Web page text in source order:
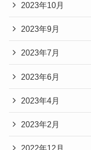
2023年10月
2023年9月
2023年7月
2023年6月
2023年4月
2023年2月
2022年12月